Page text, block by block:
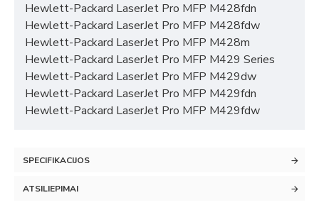
Hewlett-Packard LaserJet Pro MFP M428fdn
Hewlett-Packard LaserJet Pro MFP M428fdw
Hewlett-Packard LaserJet Pro MFP M428m
Hewlett-Packard LaserJet Pro MFP M429 Series
Hewlett-Packard LaserJet Pro MFP M429dw
Hewlett-Packard LaserJet Pro MFP M429fdn
Hewlett-Packard LaserJet Pro MFP M429fdw
SPECIFIKACIJOS
ATSILIEPIMAI